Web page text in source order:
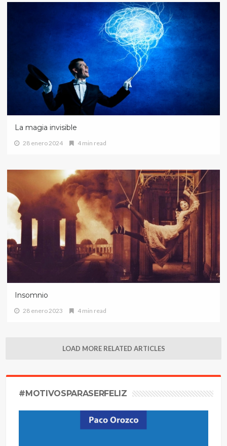
La magia invisible
28 enero 2024 4 min read
Insomnio
28 enero 2023 4 min read
LOAD MORE RELATED ARTICLES
#MOTIVOSPARASERFELIZ